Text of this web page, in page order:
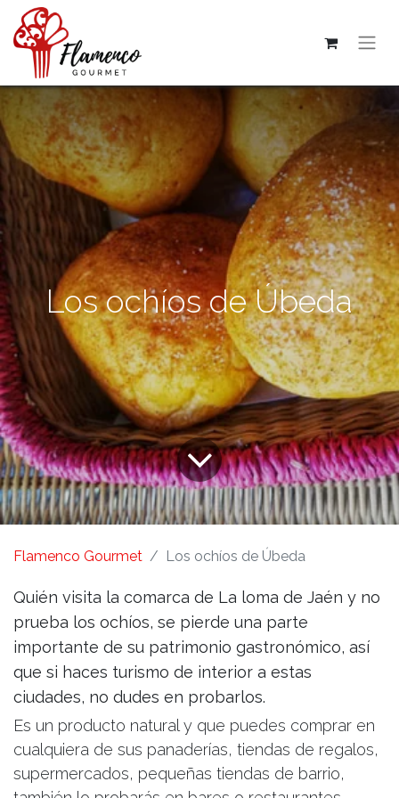
Los ochíos de Úbeda
Flamenco Gourmet Los ochíos de Úbeda
Quién visita la comarca de La loma de Jaén y no
prueba los ochíos, se pierde una parte
importante de su patrimonio gastronómico, así
que si haces turismo de interior a estas
ciudades, no dudes en probarlos.
Es un producto natural y que puedes comprar en
cualquiera de sus panaderías, tiendas de regalos,
supermercados, pequeñas tiendas de barrio,